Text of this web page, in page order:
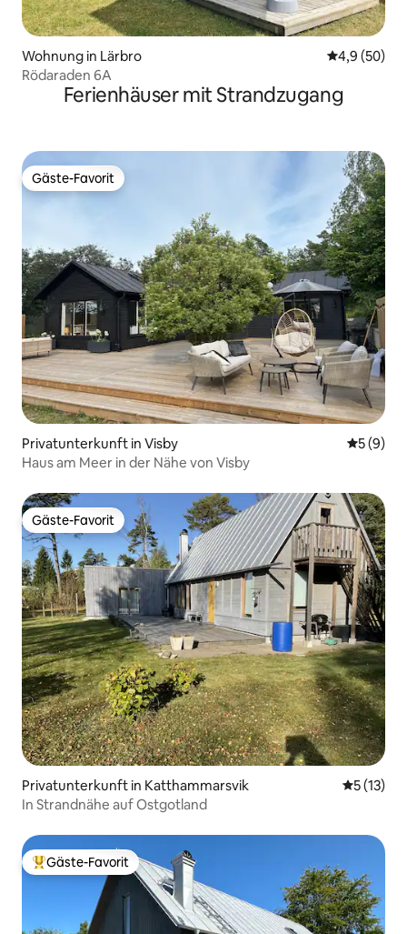
Wohnung in Lärbro
4,9 (50)
Rödaraden 6A
Ferienhäuser mit Strandzugang
Gäste-Favorit
Gäste-Favorit
Privatunterkunft in Visby
5 (9)
Haus am Meer in der Nähe von Visby
Gäste-Favorit
Gäste-Favorit
Privatunterkunft in Katthammarsvik
5 (13)
In Strandnähe auf Ostgotland
Beliebter Gäste-Favorit.
Gäste-Favorit